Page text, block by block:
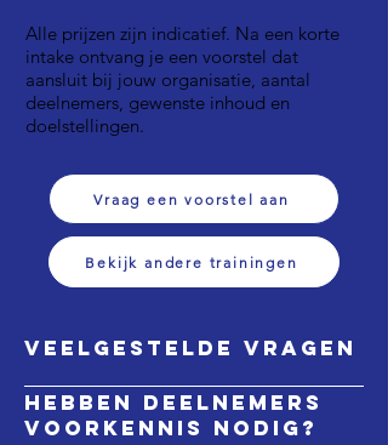
Alle prijzen zijn indicatief. Na een korte
intake ontvang je een voorstel dat
aansluit bij jouw organisatie, aantal
deelnemers, gewenste inhoud en
doelstellingen.
Vraag een voorstel aan
Bekijk andere trainingen
Veelgestelde vragen
Hebben deelnemers
voorkennis nodig?